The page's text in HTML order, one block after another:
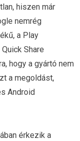
hiszen már
nemrég
a Play
Share
hogy a gyártó nem
a megoldást,
Android
érkezik a